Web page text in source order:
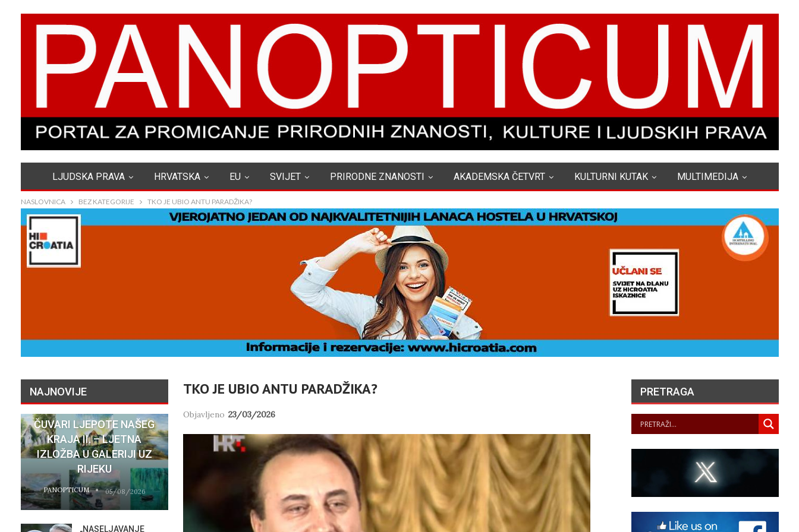
LJUDSKA PRAVA HRVATSKA EU SVIJET PRIRODNE ZNANOSTI AKADEMSKA ČETVRT KULTURNI KUTAK MULTIMEDIJA
NASLOVNICA BEZ KATEGORIJE TKO JE UBIO ANTU PARADŽIKA?
TKO JE UBIO ANTU PARADŽIKA?
Objavljeno 23/03/2026
NAJNOVIJE
ČUVARI LJEPOTE NAŠEG
KRAJA II. – LJETNA
IZLOŽBA U GALERIJI UZ
RIJEKU
PANOPTICUM 05/08/2026
„NASELJAVANJE
NATASHA SRDOC: TKO
SU STVARNI VLASNICI
HOTELA COSTABELLA U
RIJECI?
MOBILNI TURIZAM
U OMIŠLJU OTVORENA
IZLOŽBA MARGERITE
RAKIĆ
PANOPTICUM 30/07/2026
HRVATSKA MEĐU
ČUVARI LJEPOTE NAŠEG
KRAJA II. – LJETNA
IZLOŽBA U GALERIJI UZ
RIJEKU
PANOPTICUM
„NASELJAVANJE
PRETRAGA